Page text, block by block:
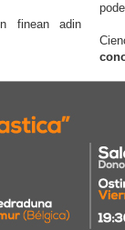
finean adin